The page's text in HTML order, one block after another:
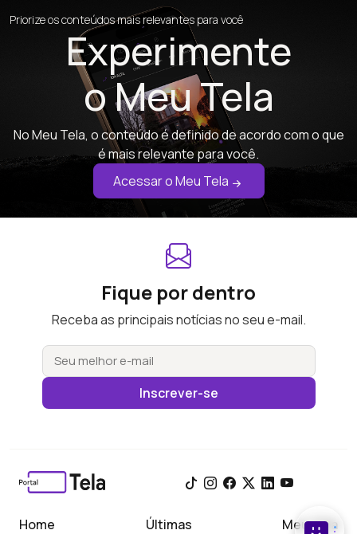
Priorize os conteúdos mais relevantes para você
Experimente
o Meu Tela
No Meu Tela, o conteúdo é definido de acordo com o que
é mais relevante para você.
Acessar o Meu Tela
Fique por dentro
Receba as principais notícias no seu e-mail.
Inscrever-se
Home Últimas Meu Tela